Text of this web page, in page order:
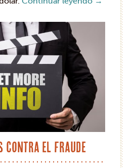
contra el fraude